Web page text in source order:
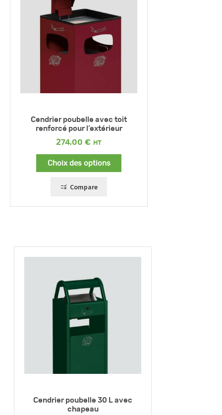
Cendrier poubelle avec toit
renforcé pour l’extérieur
274,00 €
Choix des options
Compare
Cendrier poubelle 30 L avec
chapeau